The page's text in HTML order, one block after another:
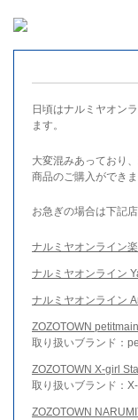
日頃はナルミヤオン
ます。
大変混みあっており
商品のご購入ができま
お急ぎの場合は下記
ナルミヤオンライン
ナルミヤオンライン
ナルミヤオンライン
ZOZOTOWN
取り扱いブランド：
ZOZOTOWN X-girl
取り扱いブランド：
ZOZOTOWN